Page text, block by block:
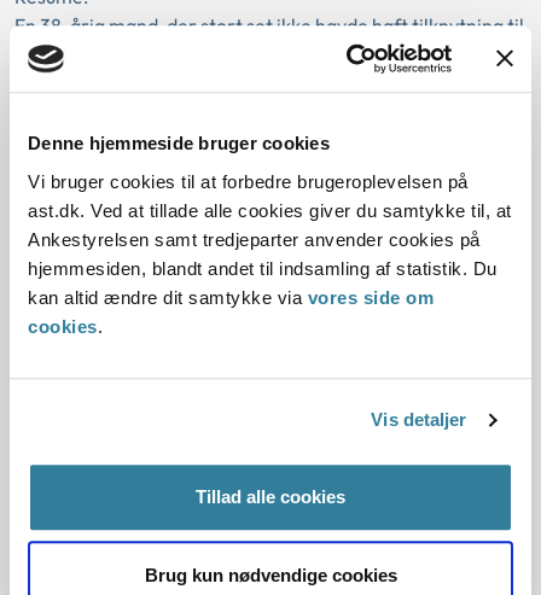
Denne hjemmeside bruger cookies
Vi bruger cookies til at forbedre brugeroplevelsen på
ast.dk. Ved at tillade alle cookies giver du samtykke til, at
Ankestyrelsen samt tredjeparter anvender cookies på
hjemmesiden, blandt andet til indsamling af statistik. Du
kan altid ændre dit samtykke via vores side om
cookies.
Vis detaljer
Tillad alle cookies
Brug kun nødvendige cookies
En 38-årig mand, der stort set ikke havde haft tilknytning til
arbejdsmarkedet, var ikke berettiget til førtidspension.
Ankestyrelsens principafgørelse D-
16-06
01-01-2006
Udbetaling Danmark Kommunal
Gældende
Arbejdsprøvning
Frihedsberøvelse
Sygedagpenge
Under en frihedsberøvelse, der fandt sted på en af
Ankestyrelsens principafgørelse N-